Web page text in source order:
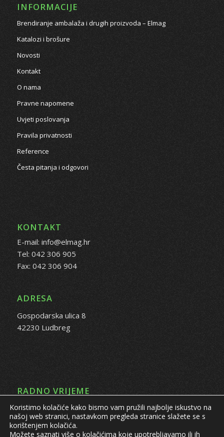
INFORMACIJE
Brendiranje ambalaža i drugih proizvoda – Elmag
Katalozi i brošure
Novosti
Kontakt
O nama
Pravne napomene
Uvjeti poslovanja
Pravila privatnosti
Reference
Česta pitanja i odgovori
KONTAKT
E-mail: info@elmag.hr
Tel: 042 306 905
Fax: 042 306 904
ADRESA
Gospodarska ulica 8
42230 Ludbreg
RADNO VRIJEME
PON - PET: 08:00 - 16:00 sati
Koristimo kolačiće kako bismo vam pružili najbolje iskustvo na
našoj web stranici, nastavkom pregleda stranice slažete se s
korištenjem kolačića.
Možete saznati više o kolačićima koje upotrebljavamo ili ih